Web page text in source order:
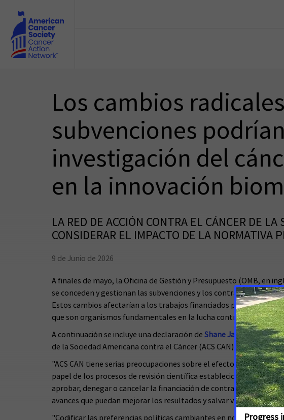
Los cambios
subvenciones
investigación del
en la innovación
LA RED DE ACCIÓN CONTRA EL CÁNCER DE
CONSIDERAR EL IMPACTO DE LA NORMATIVA
9 de Junio de 2026
A finales de mayo, la Oficina de Gestión y Presupuesto (OMB, en
se conceden y gestionan las subvenciones y los contratos
Estos cambios afectarían a los trabajos financiados por los
que son organismos fundamentales en la lucha contra el cáncer.
A continuación se incluye una declaración de Shane Jacobson,
de la Sociedad Americana contra el Cáncer (ACS CAN), en
"ACS CAN tiene serias preocupaciones sobre el efecto
papel de los procesos de revisión científica establecidos en las
aprobar, denegar o cancelar la financiación de contratos y
avances que puedan mejorar los resultados y salvar vidas.
"Codificar las preferencias políticas cambiantes en normativas